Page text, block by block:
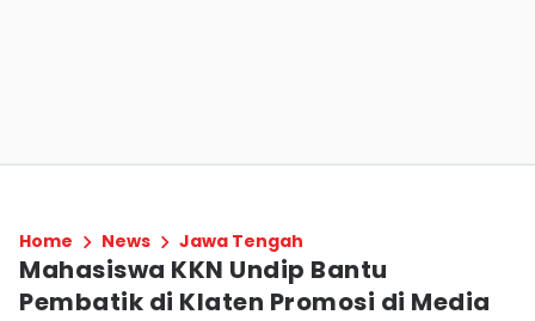
Home News Jawa Tengah
Mahasiswa KKN Undip Bantu
Pembatik di Klaten Promosi di Media